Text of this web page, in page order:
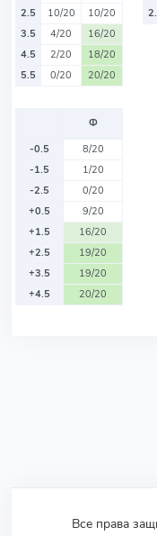
2.5
10/20
10/20
3.5
4/20
16/20
4.5
2/20
18/20
5.5
0/20 20/20
Ф
-0.5
8/20
-1.5
1/20
-2.5
0/20
+0.5
9/20
+1.5
16/20
+2.5
19/20
+3.5
19/20
+4.5
20/20
Все права